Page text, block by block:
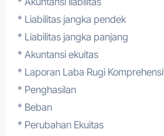
* Liabilitas jangka pendek
* Liabilitas jangka panjang
* Akuntansi ekuitas
* Laporan Laba Rugi
* Penghasilan
* Beban
* Perubahan Ekuitas